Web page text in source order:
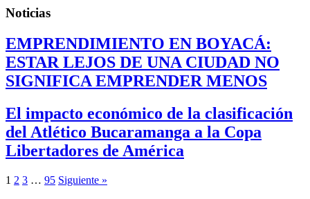
Noticias
EMPRENDIMIENTO EN BOYACÁ:
ESTAR LEJOS DE UNA CIUDAD NO
SIGNIFICA EMPRENDER MENOS
El impacto económico de la clasificación
del Atlético Bucaramanga a la Copa
Libertadores de América
1 2 3 … 95 Siguiente »